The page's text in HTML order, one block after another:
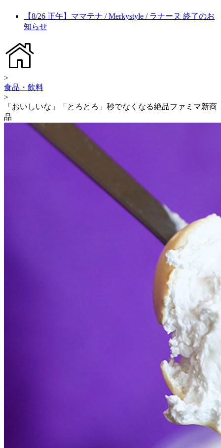
【8/26 正午】ママテナ / Merkystyle / ラナーヌ 終了のお
知らせ
>
食品・飲料
>
「おいしいな」「とろとろ」秒でなくなる絶品ファミマ新商
品